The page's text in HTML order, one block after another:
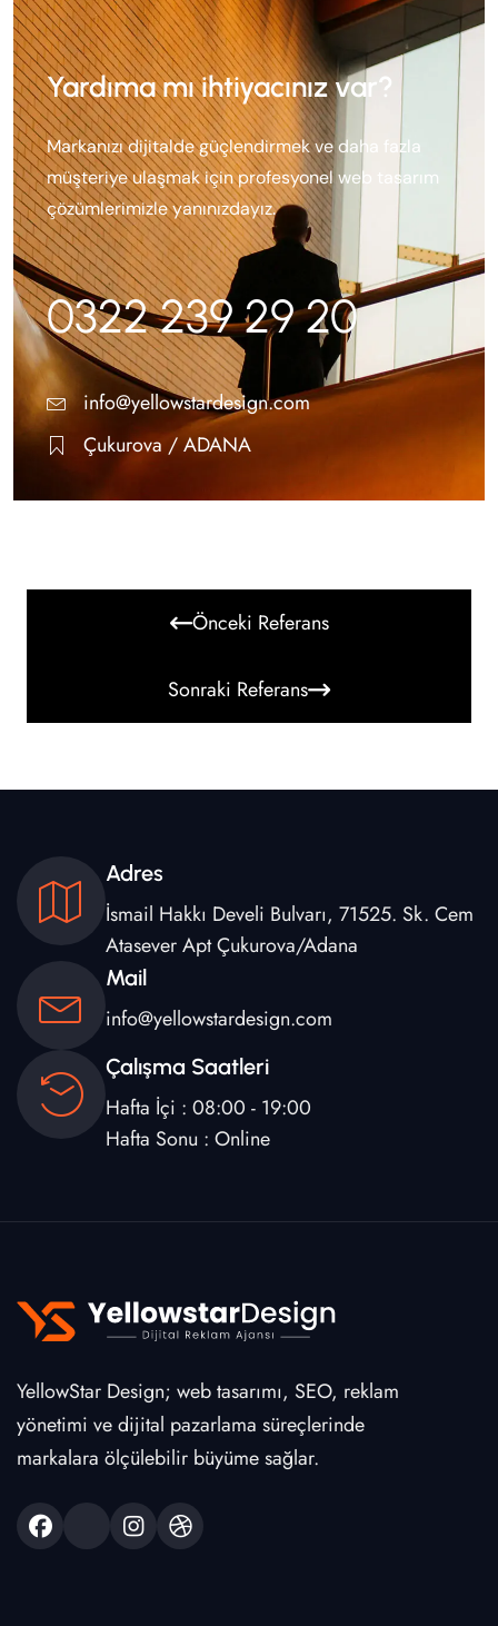
Yardıma mı ihtiyacınız var?
Markanızı dijitalde güçlendirmek ve daha fazla
müşteriye ulaşmak için profesyonel web tasarım
çözümlerimizle yanınızdayız.
0322 239 29 20
info@yellowstardesign.com
Çukurova / ADANA
Önceki Referans
Sonraki Referans
Adres
İsmail Hakkı Develi Bulvarı, 71525. Sk. Cem
Atasever Apt Çukurova/Adana
Mail
info@yellowstardesign.com
Çalışma Saatleri
Hafta İçi : 08:00 - 19:00
Hafta Sonu : Online
YellowStar Design; web tasarımı, SEO, reklam
yönetimi ve dijital pazarlama süreçlerinde
markalara ölçülebilir büyüme sağlar.